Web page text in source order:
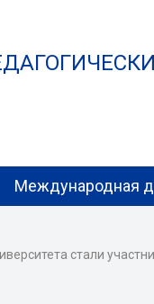
Международная
стали